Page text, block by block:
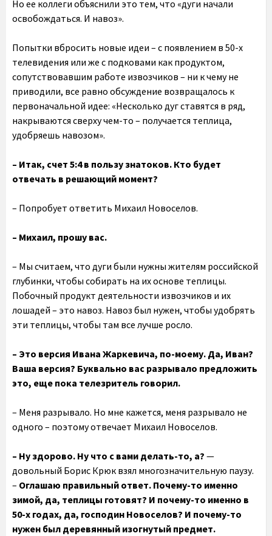
Но ее коллеги объяснили это тем, что «дуги начали
освобождаться. И навоз».
Попытки вбросить новые идеи – с появлением в 50-х
телевидения или же с подковами как продуктом,
сопутствовавшим работе извозчиков – ни к чему не
приводили, все равно обсуждение возвращалось к
первоначальной идее: «Несколько дуг ставятся в ряд,
накрываются сверху чем-то – получается теплица,
удобряешь навозом».
– Итак, счет 5:4 в пользу знатоков. Кто будет
отвечать в решающий момент?
– Попробует ответить Михаил Новоселов.
– Михаил, прошу вас.
– Мы считаем, что дуги были нужны жителям российской
глубинки, чтобы собирать на их основе теплицы.
Побочный продукт деятельности извозчиков и их
лошадей – это навоз. Навоз был нужен, чтобы удобрять
эти теплицы, чтобы там все лучше росло.
– Это версия Ивана Жаркевича, по-моему. Да, Иван?
Ваша версия? Буквально вас разрывало предложить
это, еще пока телезритель говорил.
– Меня разрывало. Но мне кажется, меня разрывало не
одного – поэтому отвечает Михаил Новоселов.
– Ну здорово. Ну что с вами делать-то, а? —
довольный Борис Крюк взял многозначительную паузу.
– Оглашаю правильный ответ. Почему-то именно
зимой, да, теплицы готовят? И почему-то именно в
50-х годах, да, господин Новоселов? И почему-то
нужен был деревянный изогнутый предмет.